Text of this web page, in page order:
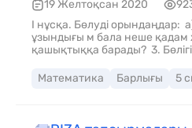
19 Желтоқсан 2020
І нұсқа. Бөлуді орындаңдар: а) ә) 1 2.Қадамының
ұзындығы м бала неше қадам жасағанда м
қашықтыққа барады? 3. Бөлігі бойынша санды
Саяхатшылар 90 км жол
жүруге тиісті жолының -сіндей. Саяхатшылар
Математика Барлығы 5